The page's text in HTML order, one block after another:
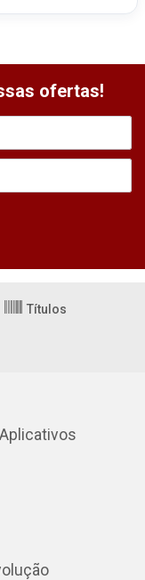
ofertas!
Títulos